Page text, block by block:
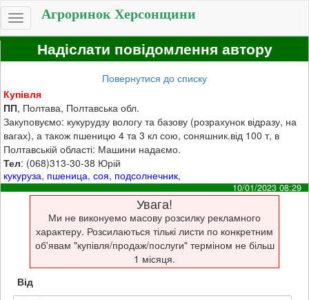
Toggle
navigation
Агроринок Херсонщини
Надіслати повідомлення автору
Повернутися до списку
Купівля
ПП, Полтава, Полтавська обл.
Закуповуємо: кукурудзу вологу та базову (розрахунок відразу, на
вагах), а також пшеницю 4 та 3 кл сою, соняшник.від 100 т, в
Полтавській області: Машини надаємо.
Тел: (068)313-30-38 Юрій
кукуруза, пшеница,соя, подсолнечник,
10/01/2023 08:29
Увага!
Ми не виконуемо масову розсилку рекламного
характеру. Розсилаються тількі листи по конкретним
об'явам "купівля/продаж/послуги" терміном не більш
1 місяця.
Від